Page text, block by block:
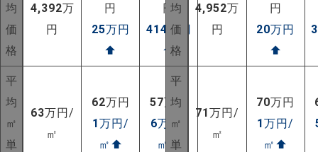
均
価
格
4,392万
円
円
25万円
⬆
円
414 万円
⬆
平
均
㎡
単
63万円/
㎡
62万円
1万円/
㎡ ⬆
57万円
6万円/
㎡ ⬆
均
価
格
4,952万
円
円
20万円
⬆
平
均
㎡
単
71万円/
㎡
70万円
1万円/
㎡ ⬆